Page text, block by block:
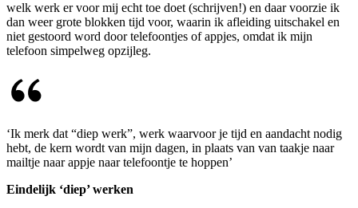
welk werk er voor mij echt toe doet (schrijven!) en daar voorzie ik
dan weer grote blokken tijd voor, waarin ik afleiding uitschakel en
niet gestoord word door telefoontjes of appjes, omdat ik mijn
telefoon simpelweg opzijleg.
‘Ik merk dat “diep werk”, werk waarvoor je tijd en aandacht nodig
hebt, de kern wordt van mijn dagen, in plaats van van taakje naar
mailtje naar appje naar telefoontje te hoppen’
Eindelijk ‘diep’ werken